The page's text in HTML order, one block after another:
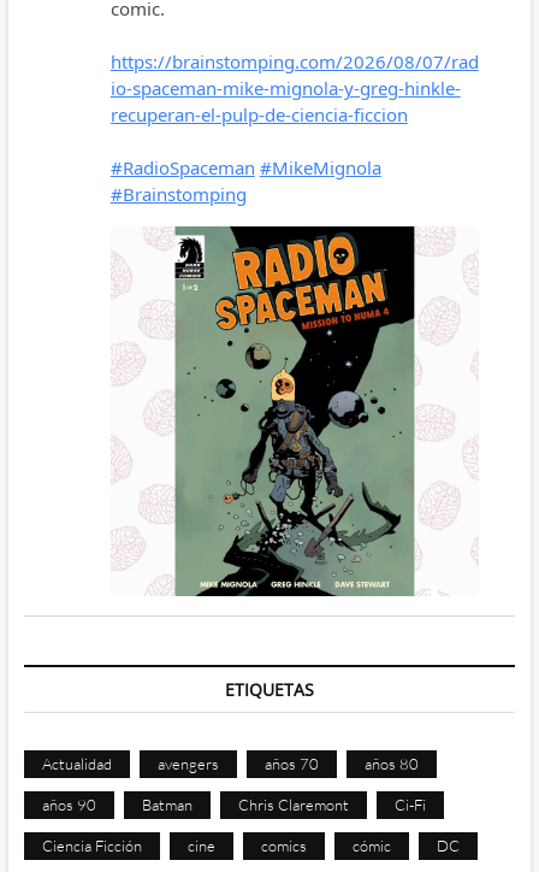
ETIQUETAS
Actualidad avengers años 70 años 80
años 90 Batman Chris Claremont Ci-Fi
Ciencia Ficción cine comics cómic DC